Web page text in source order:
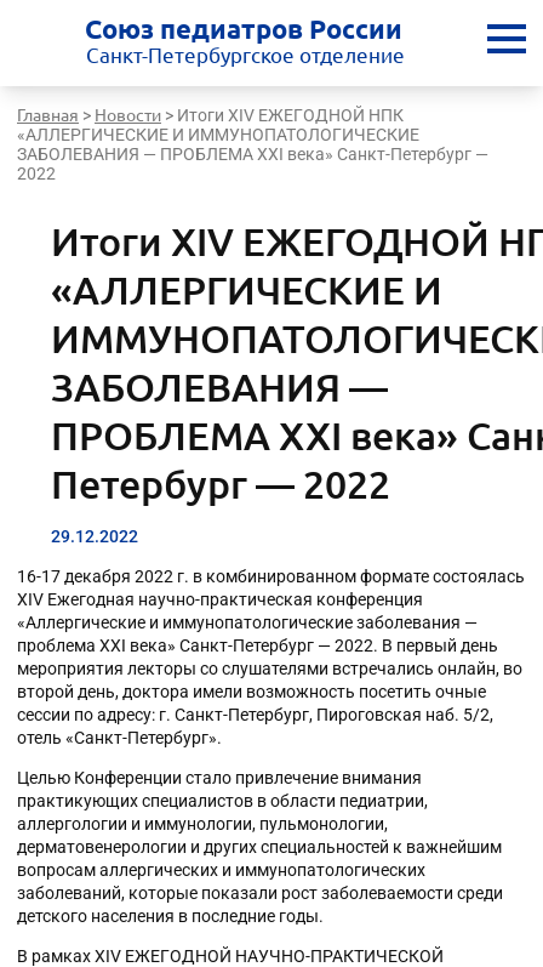
Союз педиатров России
Санкт-Петербургское отделение
Главная > Новости > Итоги XIV ЕЖЕГОДНОЙ НПК
«АЛЛЕРГИЧЕСКИЕ И ИММУНОПАТОЛОГИЧЕСКИЕ
ЗАБОЛЕВАНИЯ — ПРОБЛЕМА XXI века» Санкт-Петербург —
2022
Итоги XIV ЕЖЕГОДНОЙ
«АЛЛЕРГИЧЕСКИЕ И
ЗАБОЛЕВАНИЯ —
ПРОБЛЕМА XXI века»
Петербург — 2022
29.12.2022
16-17 декабря 2022 г. в комбинированном формате состоялась
XIV Ежегодная научно-практическая конференция
«Аллергические и иммунопатологические заболевания —
проблема XXI века» Санкт-Петербург — 2022. В первый день
мероприятия лекторы со слушателями встречались онлайн, во
второй день, доктора имели возможность посетить очные
сессии по адресу: г. Санкт-Петербург, Пироговская наб. 5/2,
отель «Санкт-Петербург».
Целью Конференции стало привлечение внимания
практикующих специалистов в области педиатрии,
аллергологии и иммунологии, пульмонологии,
дерматовенерологии и других специальностей к важнейшим
вопросам аллергических и иммунопатологических
заболеваний, которые показали рост заболеваемости среди
детского населения в последние годы.
В рамках XIV ЕЖЕГОДНОЙ НАУЧНО-ПРАКТИЧЕСКОЙ